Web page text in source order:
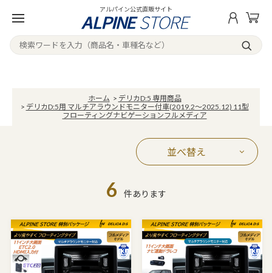
アルパイン公式直販サイト
ホーム > デリカD:5 専用商品
> デリカD:5用 マルチアラウンドモニター付車(2019.2～2025.12) 11型
フローティングナビゲーションフルメディア
並べ替え
6 件あります